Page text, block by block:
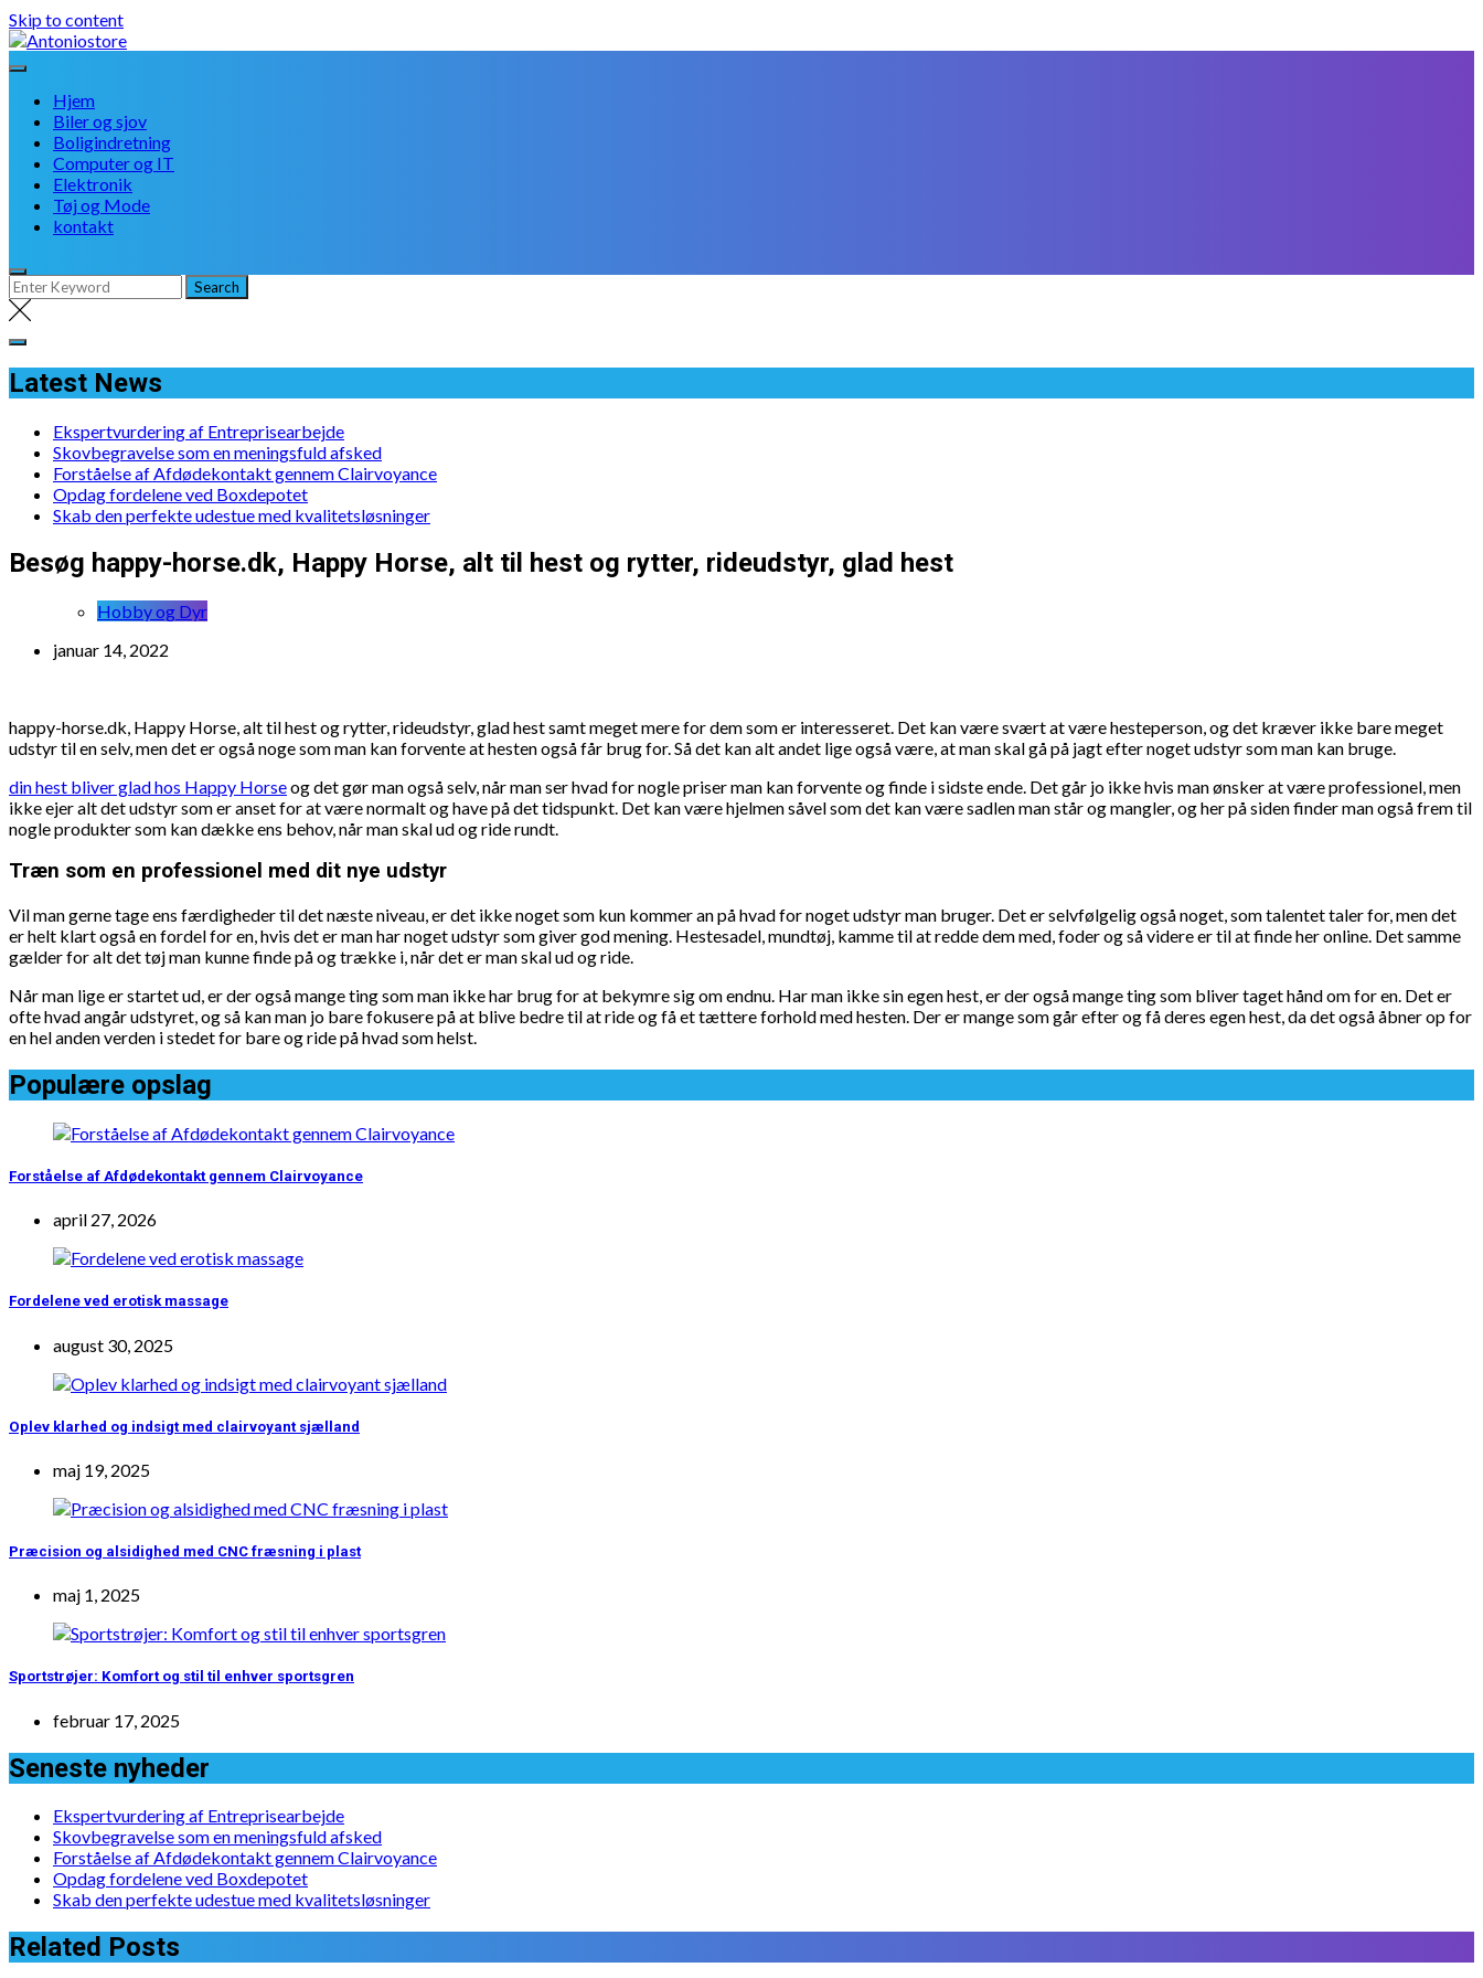
Skip to content
Hjem
Biler og sjov
Boligindretning
Computer og IT
Elektronik
Tøj og Mode
kontakt
Latest News
Ekspertvurdering af Entreprisearbejde
Skovbegravelse som en meningsfuld afsked
Forståelse af Afdødekontakt gennem Clairvoyance
Opdag fordelene ved Boxdepotet
Skab den perfekte udestue med kvalitetsløsninger
Besøg happy-horse.dk, Happy Horse, alt til hest og rytter, rideudstyr, glad hest
Hobby og Dyr
januar 14, 2022
happy-horse.dk, Happy Horse, alt til hest og rytter, rideudstyr, glad hest samt meget mere for dem som er interesseret. Det kan være svært at være hesteperson, og det kræver ikke bare meget
udstyr til en selv, men det er også noge som man kan forvente at hesten også får brug for. Så det kan alt andet lige også være, at man skal gå på jagt efter noget udstyr som man kan bruge.
din hest bliver glad hos Happy Horseog det gør man også selv, når man ser hvad for nogle priser man kan forvente og finde i sidste ende. Det går jo ikke hvis man ønsker at være professionel, men
ikke ejer alt det udstyr som er anset for at være normalt og have på det tidspunkt. Det kan være hjelmen såvel som det kan være sadlen man står og mangler, og her på siden finder man også frem til
nogle produkter som kan dække ens behov, når man skal ud og ride rundt.
Træn som en professionel med dit nye udstyr
Vil man gerne tage ens færdigheder til det næste niveau, er det ikke noget som kun kommer an på hvad for noget udstyr man bruger. Det er selvfølgelig også noget, som talentet taler for, men det
er helt klart også en fordel for en, hvis det er man har noget udstyr som giver god mening. Hestesadel, mundtøj, kamme til at redde dem med, foder og så videre er til at finde her online. Det samme
gælder for alt det tøj man kunne finde på og trække i, når det er man skal ud og ride.
Når man lige er startet ud, er der også mange ting som man ikke har brug for at bekymre sig om endnu. Har man ikke sin egen hest, er der også mange ting som bliver taget hånd om for en. Det er
ofte hvad angår udstyret, og så kan man jo bare fokusere på at blive bedre til at ride og få et tættere forhold med hesten. Der er mange som går efter og få deres egen hest, da det også åbner op for
en hel anden verden i stedet for bare og ride på hvad som helst.
Populære opslag
Forståelse af Afdødekontakt gennem Clairvoyance
april 27, 2026
Fordelene ved erotisk massage
august 30, 2025
Oplev klarhed og indsigt med clairvoyant sjælland
maj 19, 2025
Præcision og alsidighed med CNC fræsning i plast
maj 1, 2025
Sportstrøjer: Komfort og stil til enhver sportsgren
februar 17, 2025
Seneste nyheder
Ekspertvurdering af Entreprisearbejde
Skovbegravelse som en meningsfuld afsked
Forståelse af Afdødekontakt gennem Clairvoyance
Opdag fordelene ved Boxdepotet
Skab den perfekte udestue med kvalitetsløsninger
Related Posts